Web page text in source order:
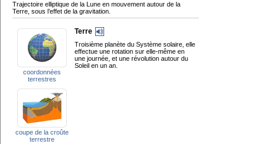
Trajectoire elliptique de la Lune en mouvement autour de la
Terre, sous l’effet de la gravitation.
coordonnées
terrestres
coupe de la croûte
terrestre
Terre
Troisième planète du Système solaire, elle
effectue une rotation sur elle-même en
une journée, et une révolution autour du
Soleil en un an.